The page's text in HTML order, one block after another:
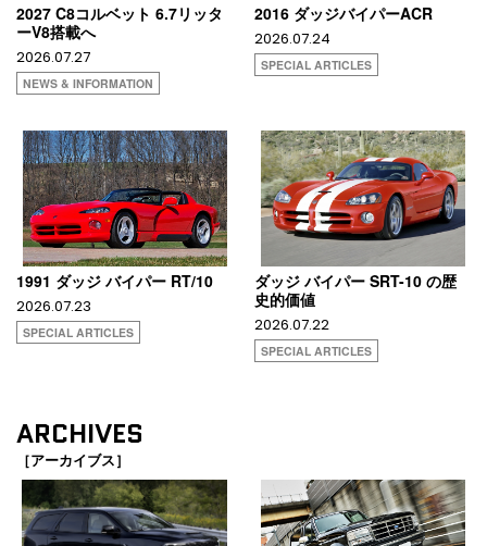
2027 C8コルベット 6.7リッタ
ーV8搭載へ
2026.07.27
NEWS & INFORMATION
2016 ダッジバイパーACR
2026.07.24
SPECIAL ARTICLES
1991 ダッジ バイパー RT/10
2026.07.23
SPECIAL ARTICLES
ダッジ バイパー SRT-10 の歴
史的価値
2026.07.22
SPECIAL ARTICLES
ARCHIVES
［アーカイブス］